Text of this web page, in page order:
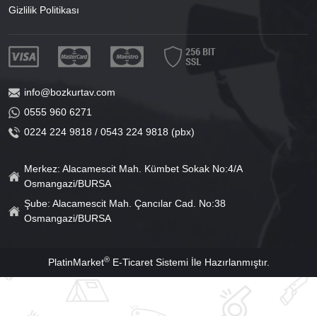
Gizlilik Politikası
info@bozkurtav.com
0555 960 6271
0224 224 9818 / 0543 224 9818 (pbx)
Merkez: Alacamescit Mah. Kümbet Sokak No:4/A
Osmangazi/BURSA
Şube: Alacamescit Mah. Çancılar Cad. No:38
Osmangazi/BURSA
PlatinMarket®E-Ticaret Sistemiİle Hazırlanmıştır.